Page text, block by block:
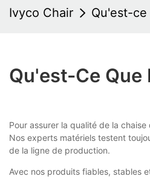
Ivyco Chair Qu'est-
Qu'est-Ce Que
Pour assurer la qualité de la
Nos experts matériels testent
de la ligne de production.
Avec nos produits fiables, stables